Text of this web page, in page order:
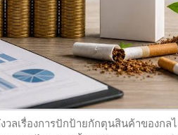
กตุนสินค้าของกลไกตลาดก่